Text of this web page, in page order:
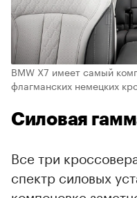
BMW X7 имеет самый
флагманских немецких
Силовая
Все три
спектр силовых